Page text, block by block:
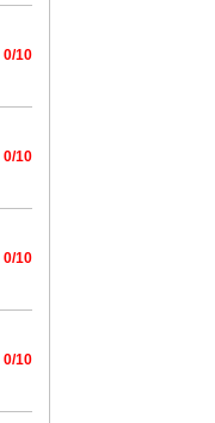
0/10
0/10
0/10
0/10